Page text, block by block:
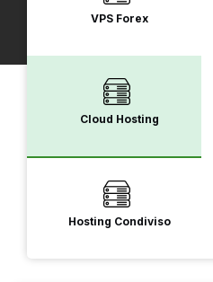
VPS Forex
Cloud Hosting
Hosting Condiviso